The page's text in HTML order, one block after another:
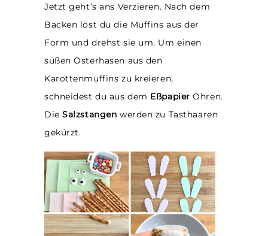
Jetzt geht’s ans Verzieren. Nach dem
Backen löst du die Muffins aus der
Form und drehst sie um. Um einen
süßen Osterhasen aus den
Karottenmuffins zu kreieren,
schneidest du aus dem Eßpapier Ohren.
DieSalzstangen werden zu Tasthaaren
gekürzt.